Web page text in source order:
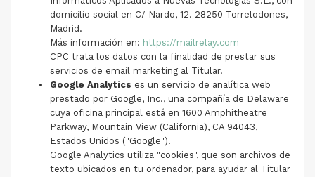
domicilio social en C/ Nardo, 12. 28250 Torrelodones,
Madrid.
Más información en: https://mailrelay.com
CPC trata los datos con la finalidad de prestar sus
servicios de email marketing al Titular.
Google Analytics es un servicio de analítica web
prestado por Google, Inc., una compañía de Delaware
cuya oficina principal está en 1600 Amphitheatre
Parkway, Mountain View (California), CA 94043,
Estados Unidos ("Google").
Google Analytics utiliza "cookies", que son archivos de
texto ubicados en tu ordenador, para ayudar al Titular